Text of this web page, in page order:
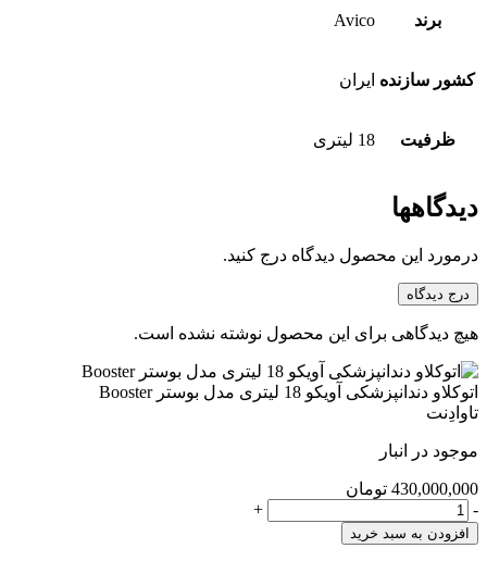
برند Avico
كشور سازنده ایران
ظرفيت 18 ليترى
دیدگاهها
درمورد این محصول دیدگاه درج کنید.
درج دیدگاه
هیچ دیدگاهی برای این محصول نوشته نشده است.
اتوکلاو دندانپزشکی آویکو 18 لیتری مدل بوستر Booster
تاوادِنت
موجود در انبار
430,000,000 تومان
اتوکلاو
دندانپزشکی
آویکو
-
+
افزودن به سبد خرید